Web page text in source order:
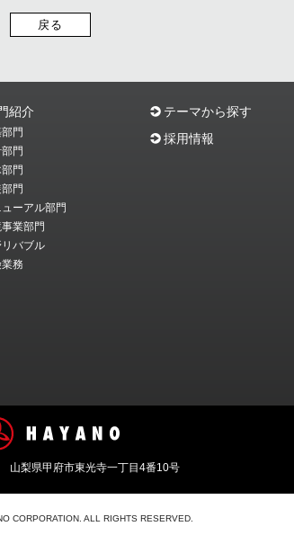
戻る
紹介
門
門
門
門
ューアル部門
業部門
バブル
務
テーマから探す
採用情報
山梨県甲府市東光寺一丁目4番10号
CORPORATION. ALL RIGHTS RESERVED.